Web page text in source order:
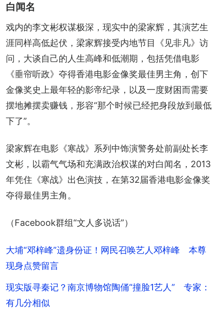
白闻名
戏内的李文彬权谋极深，现实中的梁家辉，其演艺生
涯同样高低起伏，梁家辉接受内地节目《见非凡》访
问，大谈自己的人生高峰和低潮期，包括凭借电影
《垂帘听政》夺得香港电影金像奖最佳男主角，创下
金像奖史上最年轻的影帝纪录，以及一度财困而需要
摆地摊摆卖赚钱，形容“那个时候已经把身段放到最低
下了”。
梁家辉在电影《寒战》系列中饰演警务处前副处长李
文彬，以霸气气场和充满政治权谋的对白闻名，2013
年凭住《寒战》出色演技，在第32届香港电影金像奖
夺得最佳男主角。
（Facebook群组“文人多说话”）
大埔“邓梓峰”遗身份证！网民召唤艺人邓梓峰 本尊
现身点赞留言
现实版寻秦记？南京博物馆陶俑“撞脸1艺人” 专家：
有几分相似